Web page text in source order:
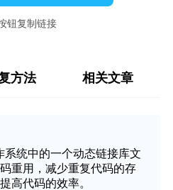
钮复制链接
方法 相关文章
系统中的一个动态链接库文
重用，减少重复代码的存
高代码的效率。